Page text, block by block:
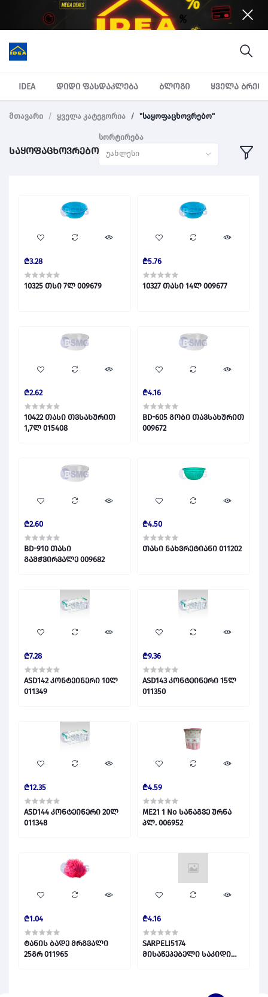
IDEA დიდი ფასდაკლება ბლოგი ყველა
მთავარი ყველა კატეგორია "საყოფაცხოვრებო"
საყოფაცხოვრებო
სორტირება
უახლესი
₾3.28
10325 თსი 7ლ 009679
₾5.76
10327 თასი 14ლ 009677
₾2.62
10422 თასი თვსახურით
1,7ლ 015408
₾4.16
BD-605 გობი თავსახურით
009672
₾2.60
BD-910 თასი
გამჭვირვალე 009682
₾4.50
თასი ნახვრეტიანი 011202
₾7.28
ASD142 კონტეინერი 10ლ
011349
₾9.36
ASD143 კონტეინერი 15ლ
011350
₾12.35
ASD144 კონტეინერი 20ლ
011348
₾4.59
ME21 1 No სანაგვე ურნა
პლ. 006952
₾1.04
ტანის ბადე მრგვალი
25გრ 011965
₾4.16
SARPELI5174
მისაწეპებელი საკიდი